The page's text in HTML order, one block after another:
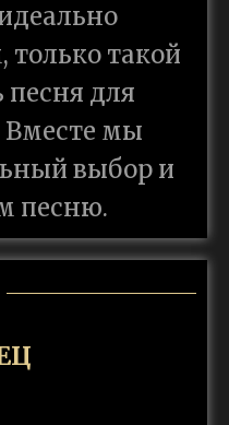
такой
для
Вместе мы
выбор и
песню.